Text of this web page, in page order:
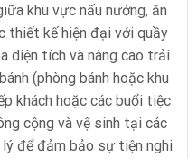
khu vực nấu nướng, ăn
thiết kế hiện đại với quầy
diện tích và nâng cao trải
(phòng bánh hoặc khu
khách hoặc các buổi tiệc
cộng và vệ sinh tại các
để đảm bảo sự tiện nghi